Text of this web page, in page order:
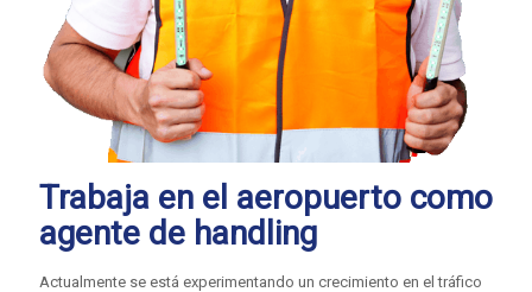
Trabaja en el aeropuerto como
agente de handling
Actualmente se está experimentando un crecimiento en el tráfico